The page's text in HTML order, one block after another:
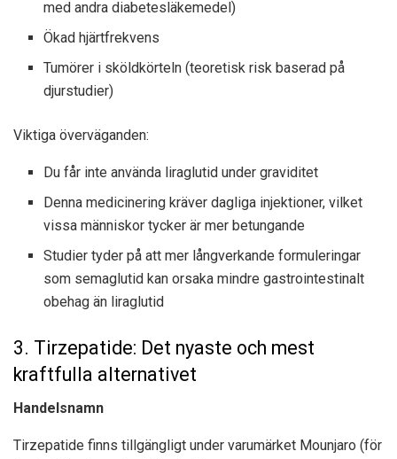
med andra diabetesläkemedel)
Ökad hjärtfrekvens
Tumörer i sköldkörteln (teoretisk risk baserad på
djurstudier)
Viktiga överväganden:
Du får inte använda liraglutid under graviditet
Denna medicinering kräver dagliga injektioner, vilket
vissa människor tycker är mer betungande
Studier tyder på att mer långverkande formuleringar
som semaglutid kan orsaka mindre gastrointestinalt
obehag än liraglutid
3. Tirzepatide: Det nyaste och mest
kraftfulla alternativet
Handelsnamn
Tirzepatide finns tillgängligt under varumärket Mounjaro (för